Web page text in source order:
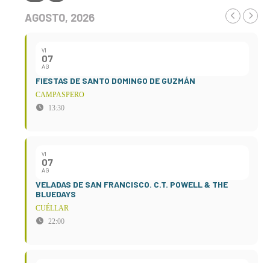
AGOSTO, 2026
VI
07
AG
FIESTAS DE SANTO DOMINGO DE GUZMÁN
CAMPASPERO
13:30
VI
07
AG
VELADAS DE SAN FRANCISCO. C.T. POWELL & THE
BLUEDAYS
CUÉLLAR
22:00